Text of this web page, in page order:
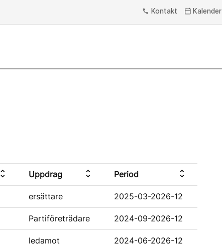
phone Kontakt calendar_today Kalender
unfold_more Uppdrag unfold_more Period unfold_more
ersättare 2025-03-2026-12
Partiföreträdare 2024-09-2026-12
ledamot 2024-06-2026-12